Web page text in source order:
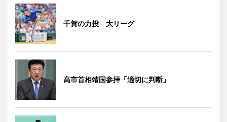
千賀の力投 大リーグ
高市首相靖国参拝「適切に判断」